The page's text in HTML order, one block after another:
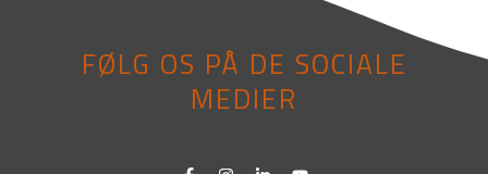
FØLG OS PÅ DE SOCIALE
MEDIER